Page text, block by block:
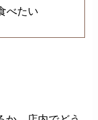
べたい